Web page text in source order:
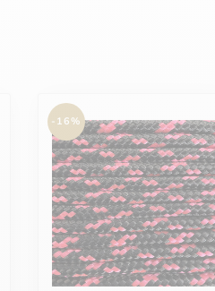
-16%